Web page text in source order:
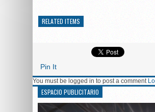
RELATED ITEMS
Pin It
You must be logged in to post a comment
ESPACIO PUBLICITARIO